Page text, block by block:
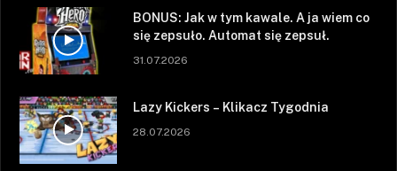
BONUS: Jak w tym kawale. A ja wiem co
się zepsuło. Automat się zepsuł.
31.07.2026
Lazy Kickers – Klikacz Tygodnia
28.07.2026